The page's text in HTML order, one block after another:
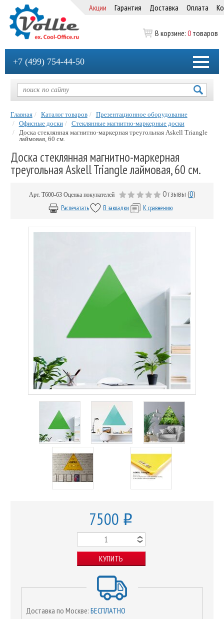
Акции Гарантия Доставка Оплата
В корзине: 0 товаров
+7 (499) 754-44-50
Главная Каталог товаров
Презентационное оборудование
Офисные доски
Стеклянные магнитно-маркерные доски
Доска стеклянная магнитно-маркерная треугольная Askell Triangle
лаймовая, 60 см.
Доска стеклянная магнитно-маркерная
треугольная Askell Triangle лаймовая, 60 см.
Арт. Т600-63 Оценка покупателей Отзывы (0)
Распечатать В закладки К сравнению
7500 o
КУПИТЬ
Доставка по Москве: БЕСПЛАТНО